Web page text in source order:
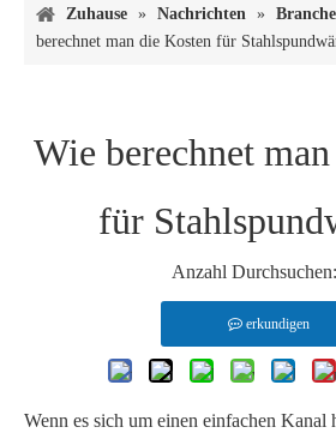
Zuhause » Nachrichten »
berechnet man die Kosten für
Wie berechnet
für
Anzahl Durchsuchen:
erkundigen
Wenn es sich um einen einfachen Kanal